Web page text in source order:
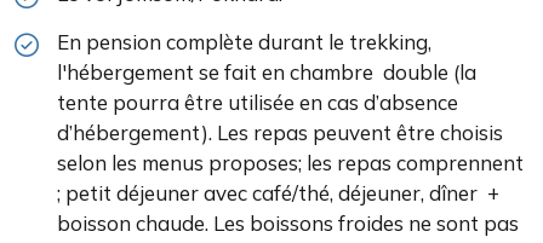
En pension complète durant le trekking,
l'hébergement se fait en chambre double (la
tente pourra être utilisée en cas d’absence
d’hébergement). Les repas peuvent être choisis
selon les menus proposes; les repas comprennent
; petit déjeuner avec café/thé, déjeuner, dîner +
boisson chaude. Les boissons froides ne sont pas